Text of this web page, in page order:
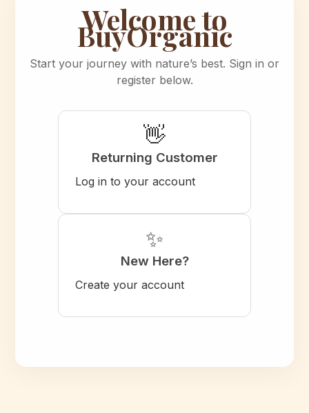
Welcome to
BuyOrganic
Start your journey with nature’s best. Sign in or
register below.
👋
Returning Customer
Log in to your account
✨
New Here?
Create your account